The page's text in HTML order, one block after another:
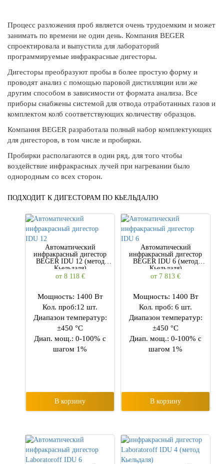
Процесс разложения проб является очень трудоемким и может
занимать по времени не один день. Компания BEGER
спроектировала и выпустила для лабораторий
программируемые инфракрасные дигесторы.
Дигесторы преобразуют пробы в более простую форму и
проводят анализ с помощью паровой дистилляции или же
другим способом в зависимости от формата анализа. Все
приборы снабжены системой для отвода отработанных газов и
комплектом колб соответствующих количеству образцов.
Компания BEGER разработала полный набор комплектующих
для дигесторов, в том числе и пробирки.
Пробирки располагаются в один ряд, для того чтобы
воздействие инфракрасных лучей при нагревании было
однородным со всех сторон.
ПОДХОДИТ К ДИГЕСТОРАМ ПО КЬЕЛЬДАЛЮ
Автоматический
инфракрасный дигестор
BEGER IDU 12 (метод
Кьельдаля)
от 8 118 €
Мощность: 1400 Вт
Кол. проб:12 шт.
Диапазон температур:
±450 °С
Диап. мощ.: 0-100% с
шагом 1%
В корзину
Автоматический
инфракрасный дигестор
BEGER IDU 6 (метод
Кьельдаля)
от 7 813€
Мощность: 1400 Вт
Кол. проб: 6 шт.
Диапазон температур:
±450 °С
Диап. мощ.: 0-100% с
шагом 1%
В корзину